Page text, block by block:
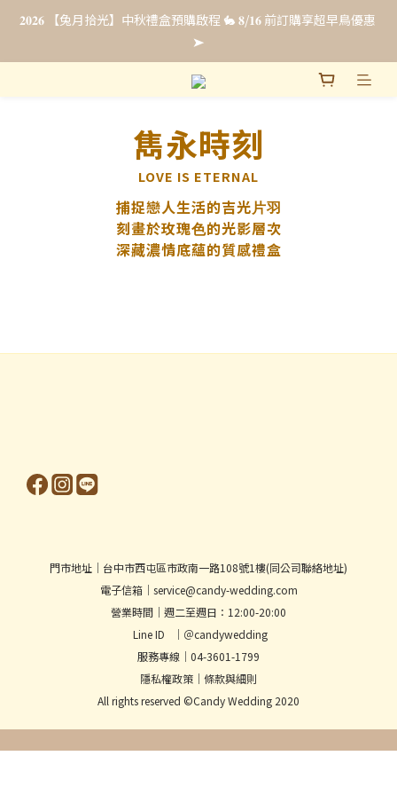
𝟐𝟎𝟐𝟔 【兔月拾光】中秋禮盒預購啟程 🐇 𝟖/𝟏𝟔 前訂購享超早鳥優惠
➤
𝟐𝟎𝟐𝟔 【兔月拾光】中秋禮盒預購啟程 🐇 𝟖/𝟏𝟔 前訂購享超早鳥優惠
➤
法式彌月禮・全新上市☁️ 𝟴/𝟯𝟭 前申請即享【限時免費試吃 & 優惠
企業福委贈禮｜超早鳥預購最低 𝟖𝟖 折 .ᐟ.ᐟ 立即填單索取報價 🎁
𝟐𝟎𝟐𝟔 【兔月拾光】中秋禮盒預購啟程 🐇 𝟖/𝟏𝟔 前訂購享超早鳥優惠
➤
雋永時刻
LOVE IS ETERNAL
捕捉戀⼈⽣活的吉光⽚⽻
刻畫於玫瑰⾊的光影層次
深藏濃情底蘊的質感禮盒
門市地址│台中市西屯區市政南一路108號1樓(同公司聯絡地址)
電子信箱│service@candy-wedding.com
營業時間│週二至週日：12:00-20:00
Line ID │＠candywedding
服務專線│04-3601-1799
隱私權政策 │ 條款與細則
All rights reserved ©Candy Wedding 2020